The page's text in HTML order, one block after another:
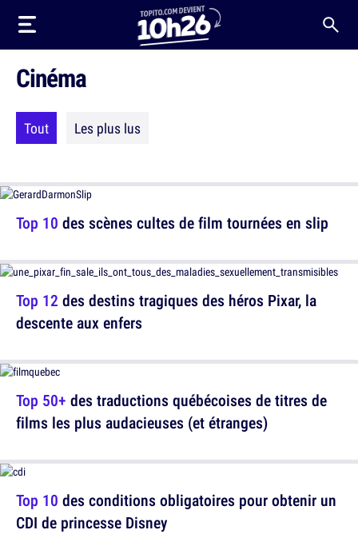
Cinéma
Tout Les plus lus
Top 10 des scènes cultes de film tournées en slip
Top 12 des destins tragiques des héros Pixar, la
descente aux enfers
Top 10 des conditions obligatoires pour obtenir un
CDI de princesse Disney
Top 50+ des traductions québécoises de titres de
films les plus audacieuses (et étranges)